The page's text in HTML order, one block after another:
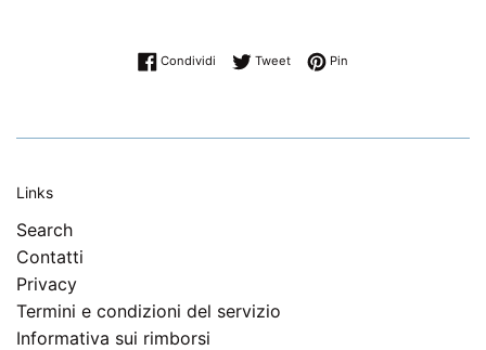
Condividi Condividi su Facebook
TweetTwitta su Twitter
Pin
Links
Search
Contatti
Privacy
Termini e condizioni del servizio
Informativa sui rimborsi